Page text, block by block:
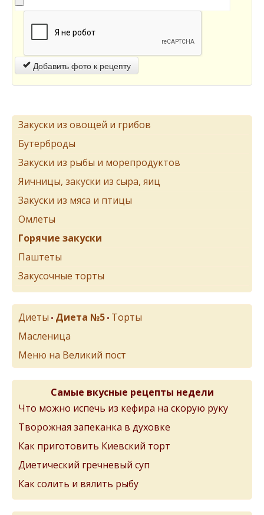
Добавить фото к рецепту
Закуски из овощей и грибов
Бутерброды
Закуски из рыбы и морепродуктов
Яичницы, закуски из сыра, яиц
Закуски из мяса и птицы
Омлеты
Горячие закуски
Паштеты
Закусочные торты
Диеты • Диета №5 • Торты
Масленица
Меню на Великий пост
Самые вкусные рецепты недели
Что можно испечь из кефира на скорую руку
Творожная запеканка в духовке
Как приготовить Киевский торт
Диетический гречневый суп
Как солить и вялить рыбу